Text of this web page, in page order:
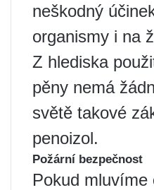
neškodný
organismy i na
Z hlediska
pěny nemá
světě takové
penoizol.
Požární bezpečnost
Pokud mluvíme